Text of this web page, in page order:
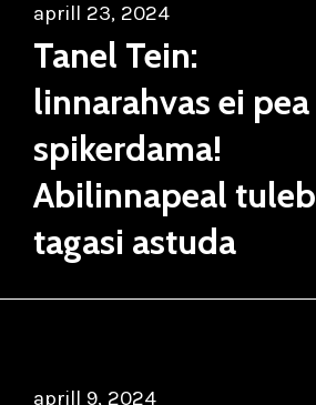
aprill 23, 2024
Tanel Tein:
linnarahvas ei pea
spikerdama!
Abilinnapeal tuleb
tagasi astuda
aprill 9, 2024